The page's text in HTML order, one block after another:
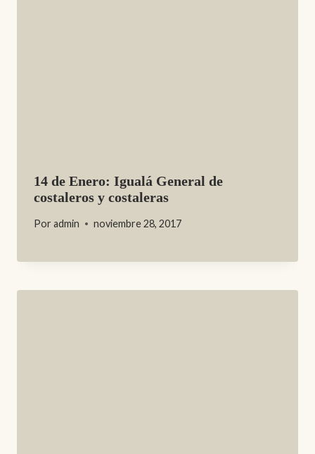
14 de Enero: Igualá General de
costaleros y costaleras
Por admin noviembre 28, 2017